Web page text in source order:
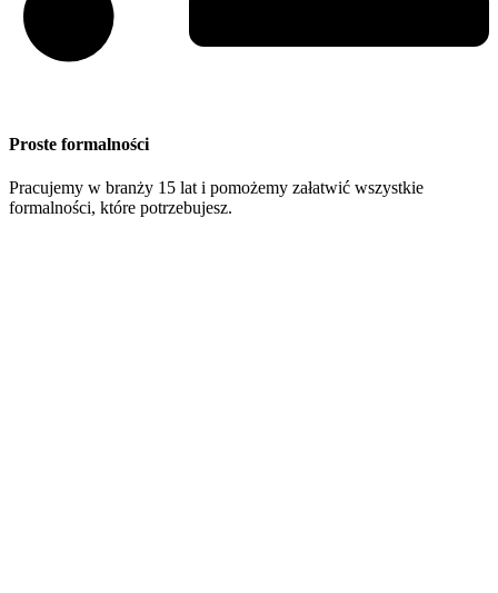
Proste formalności
Pracujemy w branży 15 lat i pomożemy załatwić wszystkie
formalności, które potrzebujesz.